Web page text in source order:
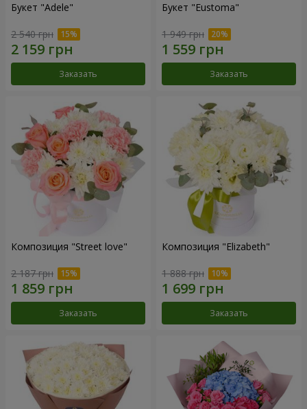
Букет "Adele"
2 540 грн
Заказать
Букет "Eustoma"
1 949 грн
Заказать
Композиция "Street love"
2 187 грн
Заказать
Композиция "Elizabeth"
1 888 грн
Заказать